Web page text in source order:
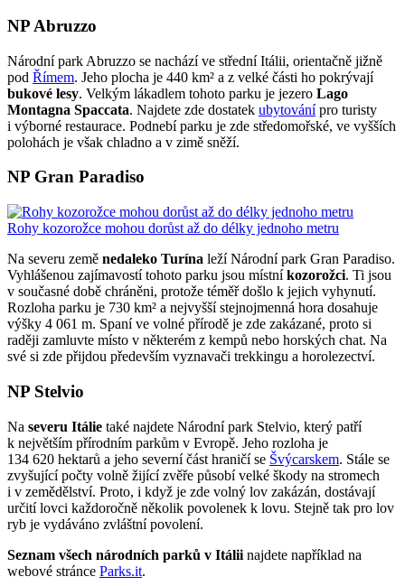
NP Abruzzo
Národní park Abruzzo se nachází ve střední Itálii, orientačně jižně
pod Římem. Jeho plocha je 440 km² a z velké části ho pokrývají
bukové lesy. Velkým lákadlem tohoto parku je jezero Lago
Montagna Spaccata. Najdete zde dostatek ubytovánípro turisty
i výborné restaurace. Podnebí parku je zde středomořské, ve vyšších
polohách je však chladno a v zimě sněží.
NP Gran Paradiso
Rohy kozorožce mohou dorůst až do délky jednoho metru
Na severu země nedaleko Turína leží Národní park Gran Paradiso.
Vyhlášenou zajímavostí tohoto parku jsou místníkozorožci. Ti jsou
v současné době chráněni, protože téměř došlo k jejich vyhynutí.
Rozloha parku je 730 km² a nejvyšší stejnojmenná hora dosahuje
výšky 4 061 m. Spaní ve volné přírodě je zde zakázané, proto si
raději zamluvte místo v některém z kempů nebo horských chat. Na
své si zde přijdou především vyznavači trekkingu a horolezectví.
NP Stelvio
Na severu Itálie také najdete Národní park Stelvio, který patří
k největším přírodním parkům v Evropě. Jeho rozloha je
134 620 hektarů a jeho severní část hraničí se Švýcarskem. Stále se
zvyšující počty volně žijící zvěře působí velké škody na stromech
i v zemědělství. Proto, i když je zde volný lov zakázán, dostávají
určití lovci každoročně několik povolenek k lovu. Stejně tak pro lov
ryb je vydáváno zvláštní povolení.
Seznam všech národních parků v Itálii najdete například na
webové stránce Parks.it.